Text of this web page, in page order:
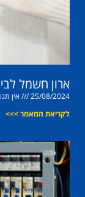
ארון חשמל
25/08/2024
אין
לקריאת המאמר >>>